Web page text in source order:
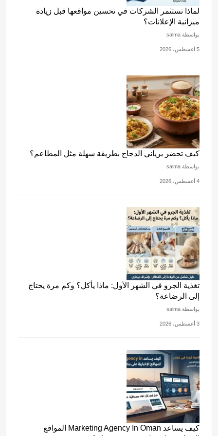
لماذا تستثمر الشركات في تحسين مواقعها قبل زيادة
ميزانية الإعلانات؟
بواسطة salma
5 أغسطس، 2026
كيف تحضر برياني الدجاج بطريقة سهلة مثل المطاعم؟
بواسطة salma
4 أغسطس، 2026
تغذية الجرو في الشهر الأول: ماذا يأكل؟ وكم مرة يحتاج
إلى الرضاعة؟
بواسطة salma
3 أغسطس، 2026
كيف يساعد Marketing Agency In Oman المواقع